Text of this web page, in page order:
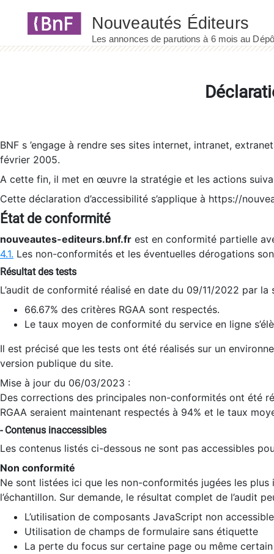
BNF s ’engage à rendre ses sites internet, intranet,
février 2005.
A cette fin, il met en œuvre la stratégie et les actions
Cette déclaration d’accessibilité s’applique à https://
État de conformité
nouveautes-editeurs.bnf.fr est en conformité partielle
4.1. Les non-conformités et les éventuelles dérogations
Résultat des tests
L’audit de conformité réalisé en date du 09/11/2022 par
66.67% des critères RGAA sont respectés.
Le taux moyen de conformité du service en ligne
Il est précisé que les tests ont été réalisés sur un
version publique du site.
Mise à jour du 06/03/2023 :
Des corrections des principales non-conformités ont été
RGAA seraient maintenant respectés à 94% et le taux
- Contenus inaccessibles
Les contenus listés ci-dessous ne sont pas accessibles
Non conformité
Ne sont listées ici que les non-conformités jugées les
l’échantillon. Sur demande, le résultat complet de l’audit
L’utilisation de composants JavaScript non
Utilisation de champs de formulaire sans étiquette
La perte du focus sur certaine page ou même